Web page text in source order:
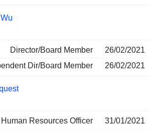
Director/Board Member
26/02/2021
Dir/Board Member
26/02/2021
Human Resources Officer 31/01/2021